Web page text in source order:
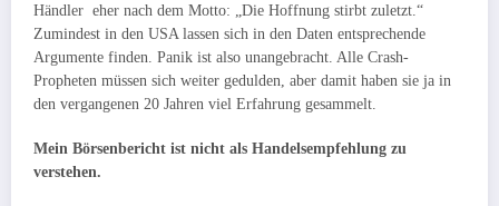
Händler eher nach dem Motto: „Die Hoffnung stirbt zuletzt.“
Zumindest in den USA lassen sich in den Daten entsprechende
Argumente finden. Panik ist also unangebracht. Alle Crash-
Propheten müssen sich weiter gedulden, aber damit haben sie ja in
den vergangenen 20 Jahren viel Erfahrung gesammelt.
Mein Börsenbericht ist nicht als Handelsempfehlung zu
verstehen.